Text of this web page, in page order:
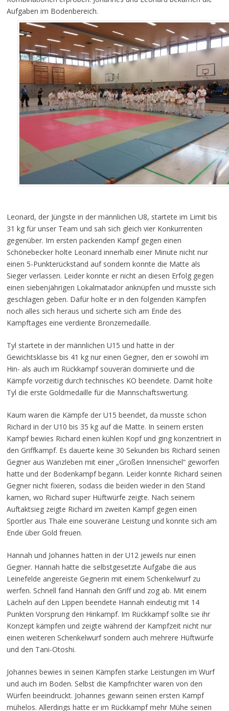
Aufgaben im Bodenbereich.
Leonard, der Jüngste in der männlichen U8, startete im Limit bis
31 kg für unser Team und sah sich gleich vier Konkurrenten
gegenüber. Im ersten packenden Kampf gegen einen
Schönebecker holte Leonard innerhalb einer Minute nicht nur
einen 5-Punkterückstand auf sondern konnte die Matte als
Sieger verlassen. Leider konnte er nicht an diesen Erfolg gegen
einen siebenjährigen Lokalmatador anknüpfen und musste sich
geschlagen geben. Dafür holte er in den folgenden Kämpfen
noch alles sich heraus und sicherte sich am Ende des
Kampftages eine verdiente Bronzemedaille.
Tyl startete in der männlichen U15 und hatte in der
Gewichtsklasse bis 41 kg nur einen Gegner, den er sowohl im
Hin- als auch im Rückkampf souverän dominierte und die
Kämpfe vorzeitig durch technisches KO beendete. Damit holte
Tyl die erste Goldmedaille für die Mannschaftswertung.
Kaum waren die Kämpfe der U15 beendet, da musste schon
Richard in der U10 bis 35 kg auf die Matte. In seinem ersten
Kampf bewies Richard einen kühlen Kopf und ging konzentriert in
den Griffkampf. Es dauerte keine 30 Sekunden bis Richard seinen
Gegner aus Wanzleben mit einer „Großen Innensichel“ geworfen
hatte und der Bodenkampf begann. Leider konnte Richard seinen
Gegner nicht fixieren, sodass die beiden wieder in den Stand
kamen, wo Richard super Hüftwürfe zeigte. Nach seinem
Auftaktsieg zeigte Richard im zweiten Kampf gegen einen
Sportler aus Thale eine souveräne Leistung und konnte sich am
Ende über Gold freuen.
Hannah und Johannes hatten in der U12 jeweils nur einen
Gegner. Hannah hatte die selbstgesetzte Aufgabe die aus
Leinefelde angereiste Gegnerin mit einem Schenkelwurf zu
werfen. Schnell fand Hannah den Griff und zog ab. Mit einem
Lächeln auf den Lippen beendete Hannah eindeutig mit 14
Punkten Vorsprung den Hinkampf. Im Rückkampf sollte sie ihr
Konzept kämpfen und zeigte während der Kampfzeit nicht nur
einen weiteren Schenkelwurf sondern auch mehrere Hüftwürfe
und den Tani-Otoshi.
Johannes bewies in seinen Kämpfen starke Leistungen im Wurf
und auch im Boden. Selbst die Kampfrichter waren von den
Würfen beeindruckt. Johannes gewann seinen ersten Kampf
mühelos. Allerdings hatte er im Rückkampf mehr Mühe seinen